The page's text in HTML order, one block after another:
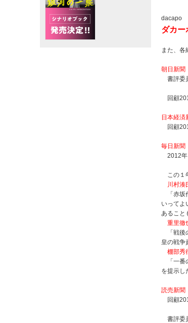
dacapo
ダカ
また、各
朝日新聞
書評委
回顧
日本経済
回顧
毎日新聞
2012年
この１
川村湊
「赤坂
いってよ
あること
重里徹
「戦後
皇の戦争
棚部秀
「一番
を提示し
読売新聞
回顧
書評委